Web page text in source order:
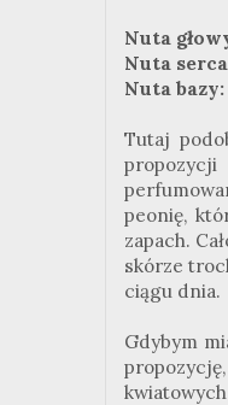
Nuta
Nuta
Nuta bazy:
Tutaj
peonię,
zapach.
skórze
ciągu dnia.
Gdybym